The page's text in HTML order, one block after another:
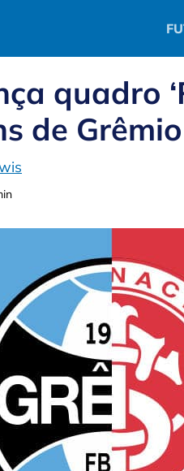
quadro
de